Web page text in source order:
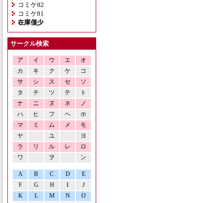
コミケ82
コミケ81
在庫僅少
サークル検索
ア イ ウ エ
オ
カ
キ ク ケ
コ
サ
シ ス セ
ソ
タ
チ ツ テ
ト
ナ
ニ ヌ ネ
ノ
ハ
ヒ フ ヘ
ホ
マ
ミ ム メ
モ
ヤ
ユ
ヨ
ラ
リ ル レ
ロ
ワ
ヲ ン
A B C D
E
F
G H I
J
K
L M N O